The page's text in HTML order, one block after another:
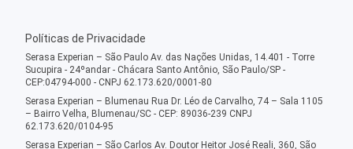
Políticas de Privacidade
Serasa Experian – São Paulo Av. das Nações Unidas, 14.401 - Torre
Sucupira - 24ºandar - Chácara Santo Antônio, São Paulo/SP -
CEP:04794-000 - CNPJ 62.173.620/0001-80
Serasa Experian – Blumenau Rua Dr. Léo de Carvalho, 74 – Sala 1105
– Bairro Velha, Blumenau/SC - CEP: 89036-239 CNPJ
62.173.620/0104-95
Serasa Experian – São Carlos Av. Doutor Heitor José Reali, 360, São